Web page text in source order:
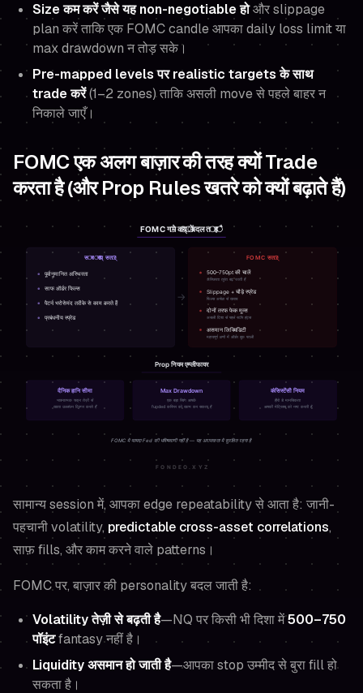
Size कम करें जैसे यह non-negotiable होऔर slippage
plan करें ताकि एक FOMC candle आपका daily loss limit या
max drawdown न तोड़ सके।
Pre-mapped levels पर realistic targets के साथ
trade करें(1–2 zones) ताकि असली move से पहले बाहर न
निकाले जाएँ।
FOMC एक अलग बाज़ार की तरह क्यों Trade
करता है (और Prop Rules खतरे को क्यों बढ़ाते हैं)
सामान्य session में, आपका edge repeatability से आता है: जानी-
पहचानी volatility, predictable cross-asset correlations,
साफ़ fills, और काम करने वाले patterns।
FOMC पर, बाज़ार की personality बदल जाती है:
Volatility तेज़ी से बढ़ती है—NQ पर किसी भी दिशा में500–750
पॉइंटfantasy नहीं है।
Liquidity असमान हो जाती है—आपका stop उम्मीद से बुरा fill हो
सकता है।